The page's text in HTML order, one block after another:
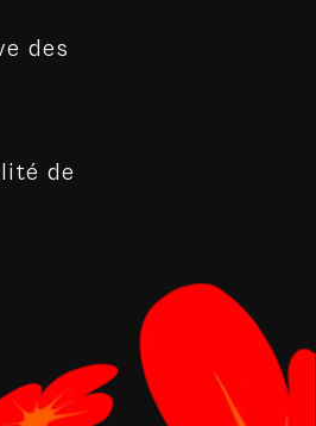
des
de